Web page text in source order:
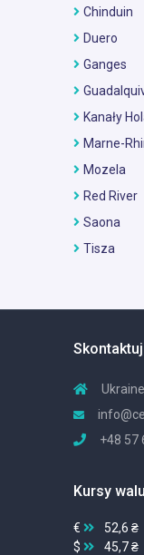
Chinduin
Duero
Ganges
Kanały
Marne-
Mozela
Red River
Saona
Tisza
+48 57
Kursy
€
52,6 ₴
$
45,7 ₴